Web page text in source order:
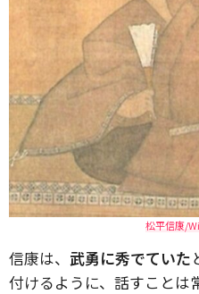
松平信康/
信康は、 武勇に秀でていた
付けるように、話すことは